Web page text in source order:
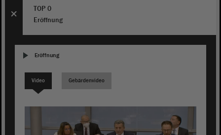
TOP 0
Eröffnung
Eröffnung
Video Gebärdenvideo